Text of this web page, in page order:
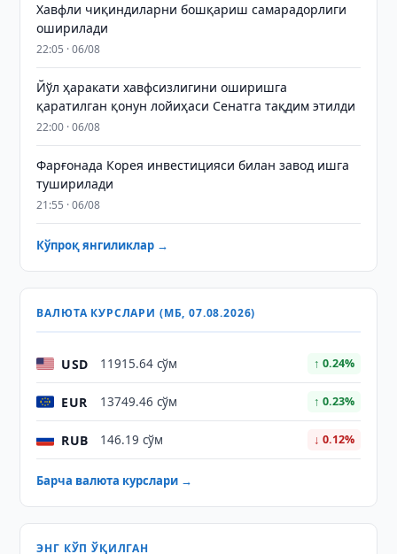
Хавфли чиқиндиларни бошқариш самарадорлиги
оширилади
22:05 · 06/08
Йўл ҳаракати хавфсизлигини оширишга
қаратилган қонун лойиҳаси Сенатга тақдим этилди
22:00 · 06/08
Фарғонада Корея инвестицияси билан завод ишга
туширилади
21:55 · 06/08
Кўпроқ янгиликлар →
ВАЛЮТА КУРСЛАРИ (МБ, 07.08.2026)
USD 11915.64 сўм ↑ 0.24%
EUR 13749.46 сўм ↑ 0.23%
RUB 146.19 сўм ↓ 0.12%
Барча валюта курслари →
ЭНГ КЎП ЎҚИЛГАН